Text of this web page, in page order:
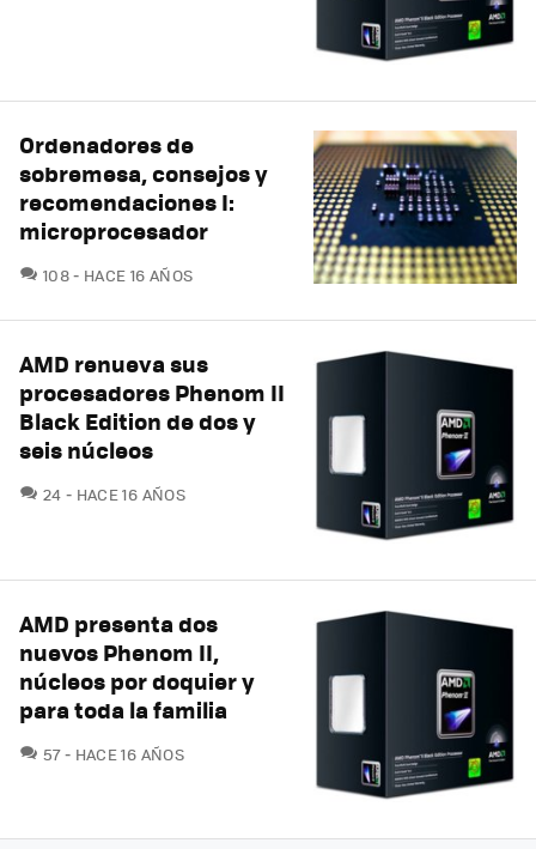
Ordenadores de
sobremesa, consejos y
recomendaciones I:
microprocesador
108COMENTARIOS
HACE 16 AÑOS
AMD renueva sus
procesadores Phenom II
Black Edition de dos y
seis núcleos
24 COMENTARIOS
HACE 16 AÑOS
AMD presenta dos
nuevos Phenom II,
núcleos por doquier y
para toda la familia
57COMENTARIOS
HACE 16 AÑOS